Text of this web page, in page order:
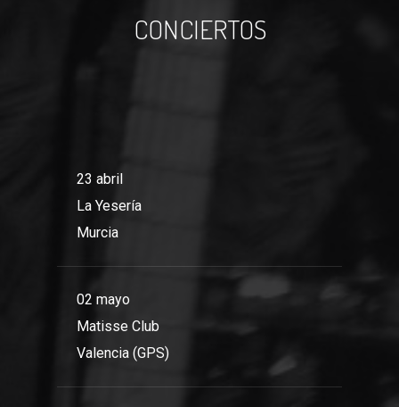
CONCIERTOS
23 abril
La Yesería
Murcia
02 mayo
Matisse Club
Valencia (GPS)